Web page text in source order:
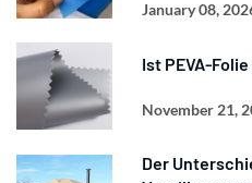
January 08,
Ist PEVA-
November 21,
Der